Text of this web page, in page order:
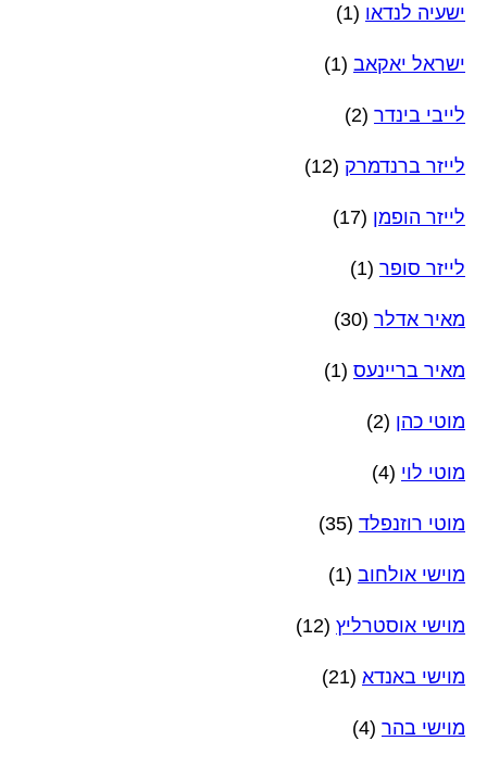
ישעיה לנדאו (1)
ישראל יאקאב (1)
לייבי בינדר (2)
לייזר ברנדמרק (12)
לייזר הופמן (17)
לייזר סופר (1)
מאיר אדלר (30)
מאיר בריינעס (1)
מוטי כהן (2)
מוטי לוי (4)
מוטי רוזנפלד (35)
מוישי אולחוב (1)
מוישי אוסטרליץ (12)
מוישי באנדא (21)
מוישי בהר (4)